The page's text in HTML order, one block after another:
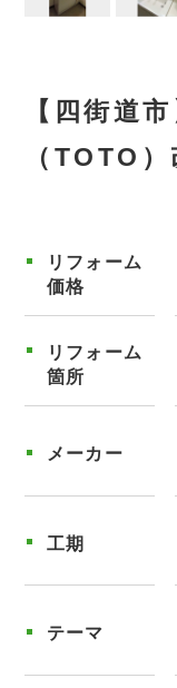
【四街道
（TOTO
リフォーム
価格
リフォーム
箇所
メーカー
工期
テーマ